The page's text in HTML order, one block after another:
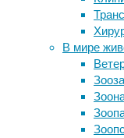
В мире
биология
животные
экология
Жаркий
сезон
2019/20
годов
Молодой
Стиль
на
своим
Птицы
от